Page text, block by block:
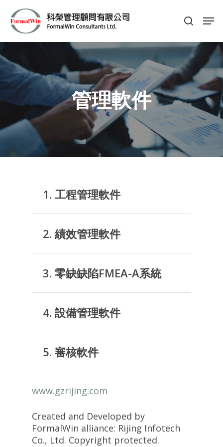
Hit enter to search or ESC to close
管理軟件
1. 工程管理軟件
2. 績效管理軟件
3. 零缺缺陷FMEA-A系統
4. 設備管理軟件
5. 審核軟件
www.gzrijing.com
Created and Developed by
FormalWin alliance: Rijing Infotech
Co., Ltd. Copyright protected.